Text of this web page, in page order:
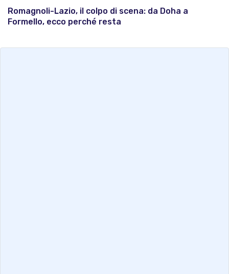
Romagnoli-Lazio, il colpo di scena: da Doha a
Formello, ecco perché resta